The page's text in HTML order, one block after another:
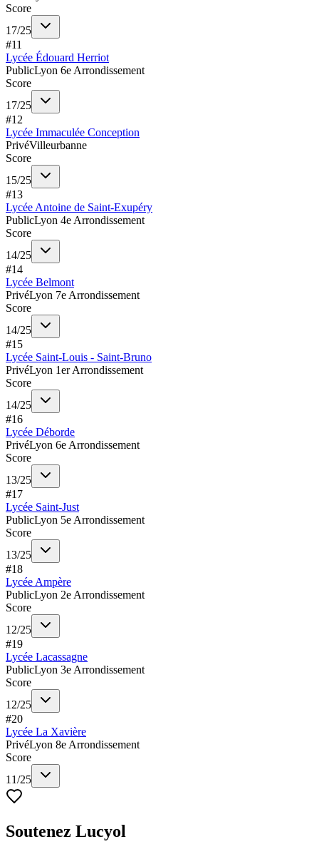
Score
17/25
#11
Lycée Édouard Herriot
PublicLyon 6e Arrondissement
Score
17/25
#12
Lycée Immaculée Conception
PrivéVilleurbanne
Score
15/25
#13
Lycée Antoine de Saint-Exupéry
PublicLyon 4e Arrondissement
Score
14/25
#14
Lycée Belmont
PrivéLyon 7e Arrondissement
Score
14/25
#15
Lycée Saint-Louis - Saint-Bruno
PrivéLyon 1er Arrondissement
Score
14/25
#16
Lycée Déborde
PrivéLyon 6e Arrondissement
Score
13/25
#17
Lycée Saint-Just
PublicLyon 5e Arrondissement
Score
13/25
#18
Lycée Ampère
PublicLyon 2e Arrondissement
Score
12/25
#19
Lycée Lacassagne
PublicLyon 3e Arrondissement
Score
12/25
#20
Lycée La Xavière
PrivéLyon 8e Arrondissement
Score
11/25
Soutenez Lucyol